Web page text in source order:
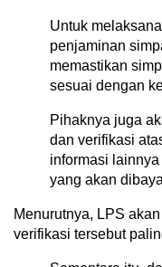
Untuk
penjaminan
memastikan
sesuai dengan
Pihaknya juga
dan verifikasi
informasi
yang akan
Menurutnya, LPS
verifikasi tersebut